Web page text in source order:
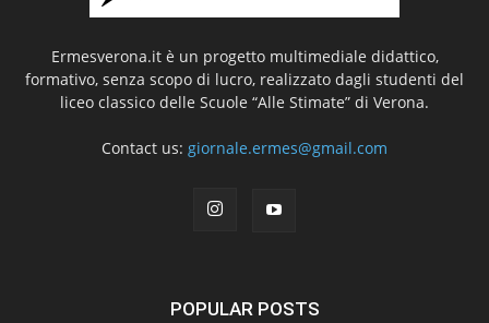
Ermesverona.it è un progetto multimediale didattico,
formativo, senza scopo di lucro, realizzato dagli studenti del
liceo classico delle Scuole “Alle Stimate” di Verona.
Contact us: giornale.ermes@gmail.com
POPULAR POSTS